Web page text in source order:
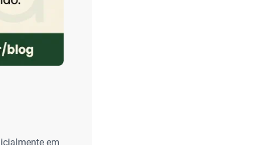
em